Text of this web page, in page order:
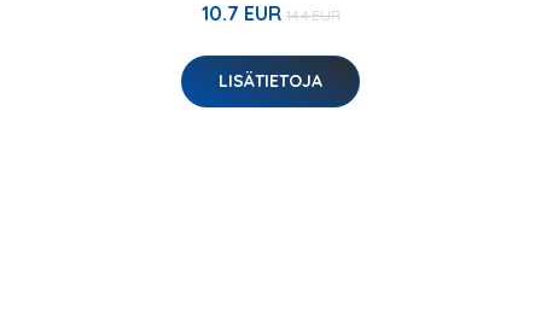
10.7 EUR 14.4 EUR
LISÄTIETOJA